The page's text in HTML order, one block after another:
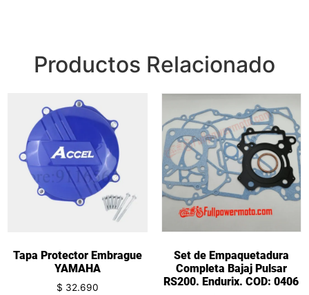
Productos Relacionado
Tapa Protector Embrague
YAMAHA
$ 32.690
Set de Empaquetadura
Completa Bajaj Pulsar
RS200. Endurix. COD: 0406